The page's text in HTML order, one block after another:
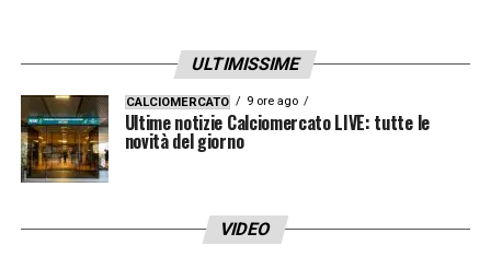
ULTIMISSIME
CALCIOMERCATO 9 ore ago
Ultime notizie Calciomercato LIVE: tutte le
novità del giorno
VIDEO